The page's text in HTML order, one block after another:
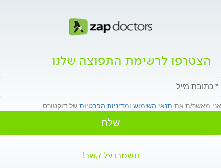
הצטרפו לרשימת התפוצה שלנו
אני מאשר/ת את תנאי השימוש ומדיניות הפרטיות של דוקטורס
שלח
תשמרו על קשר!